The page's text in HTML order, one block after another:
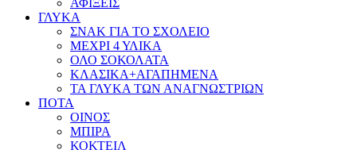
ΑΦΙΞΕΙΣ
ΓΛΥΚΑ
ΣΝΑΚ ΓΙΑ ΤΟ ΣΧΟΛΕΙΟ
ΜΕΧΡΙ 4 ΥΛΙΚΑ
ΟΛΟ ΣΟΚΟΛΑΤΑ
ΚΛΑΣΙΚΑ+ΑΓΑΠΗΜΕΝΑ
ΤΑ ΓΛΥΚΑ ΤΩΝ ΑΝΑΓΝΩΣΤΡΙΩΝ
ΠΟΤΑ
ΟΙΝΟΣ
ΜΠΙΡΑ
ΚΟΚΤΕΙΛ